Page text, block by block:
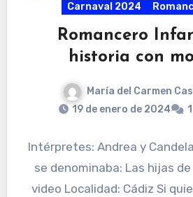
Carnaval 2024
Romancero
historia con
María del Carmen
19 de enero de 2024
Intérpretes: Andrea y
se denominaba: Las hijas
video Localidad: Cádiz Si